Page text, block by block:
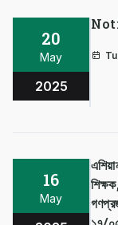
20
May
2025
16
May